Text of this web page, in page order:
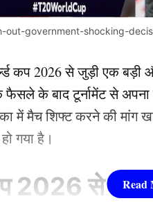
government-shocking-
कप 2026 से जुड़ी एक बड़ी
फैसले के बाद टूर्नामेंट से
में मैच शिफ्ट करने की
गया है।
2026 से